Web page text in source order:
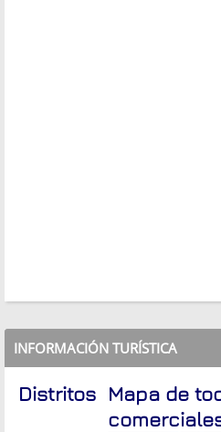
INFORMACIÓN TURÍSTICA
Mapa de
Distritos